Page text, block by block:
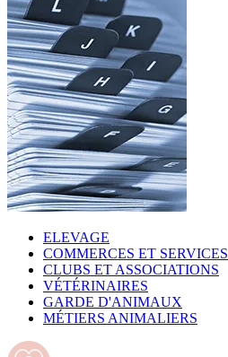
ELEVAGE
COMMERCES ET SERVICES
CLUBS ET ASSOCIATIONS
VÉTÉRINAIRES
GARDE D'ANIMAUX
MÉTIERS ANIMALIERS